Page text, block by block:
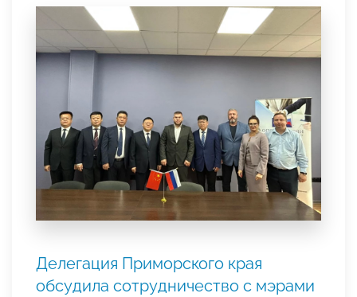
Делегация Приморского края
обсудила сотрудничество с мэрами